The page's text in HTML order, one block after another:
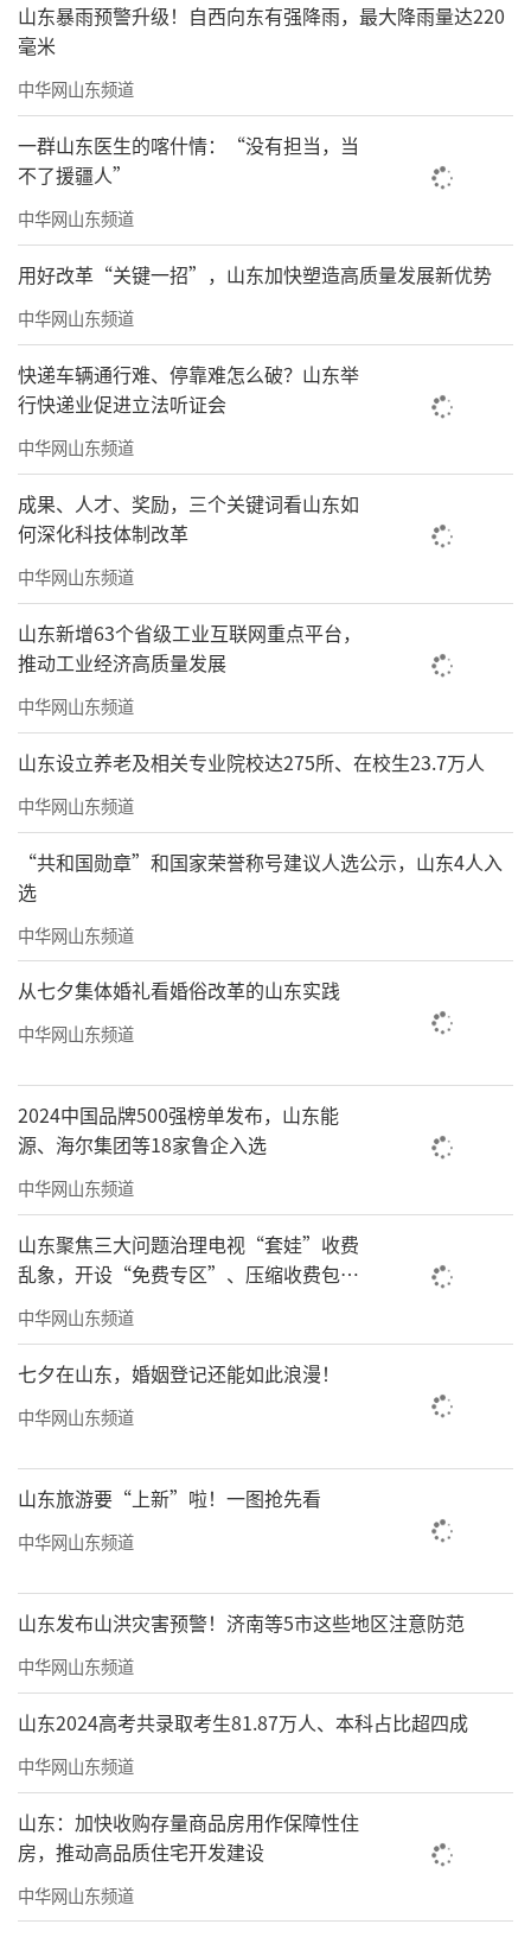
山东暴雨预警升级！自西向东有强降雨，最大降雨量达220
毫米
中华网山东频道
一群山东医生的喀什情：“没有担当，当
不了援疆人”
中华网山东频道
用好改革“关键一招”，山东加快塑造高质量发展新优势
中华网山东频道
快递车辆通行难、停靠难怎么破？山东举
行快递业促进立法听证会
中华网山东频道
成果、人才、奖励，三个关键词看山东如
何深化科技体制改革
中华网山东频道
山东新增63个省级工业互联网重点平台，
推动工业经济高质量发展
中华网山东频道
山东设立养老及相关专业院校达275所、在校生23.7万人
中华网山东频道
“共和国勋章”和国家荣誉称号建议人选公示，山东4人入
选
中华网山东频道
从七夕集体婚礼看婚俗改革的山东实践
中华网山东频道
2024中国品牌500强榜单发布，山东能
源、海尔集团等18家鲁企入选
中华网山东频道
山东聚焦三大问题治理电视“套娃”收费
乱象，开设“免费专区”、压缩收费包比
例70%以上
中华网山东频道
七夕在山东，婚姻登记还能如此浪漫！
中华网山东频道
山东旅游要“上新”啦！一图抢先看
中华网山东频道
山东发布山洪灾害预警！济南等5市这些地区注意防范
中华网山东频道
山东2024高考共录取考生81.87万人、本科占比超四成
中华网山东频道
山东：加快收购存量商品房用作保障性住
房，推动高品质住宅开发建设
中华网山东频道